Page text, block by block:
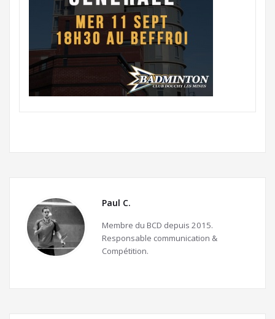
Paul C.
Membre du BCD depuis 2015.
Responsable communication &
Compétition.